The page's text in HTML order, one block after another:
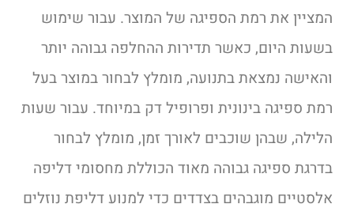
המציין את רמת הספיגה של המוצר. עבור שימוש
בשעות היום, כאשר תדירות ההחלפה גבוהה יותר
והאישה נמצאת בתנועה, מומלץ לבחור במוצר בעל
רמת ספיגה בינונית ופרופיל דק במיוחד. עבור שעות
הלילה, שבהן שוכבים לאורך זמן, מומלץ לבחור
בדרגת ספיגה גבוהה מאוד הכוללת מחסומי דליפה
אלסטיים מוגבהים בצדדים כדי למנוע דליפת נוזלים